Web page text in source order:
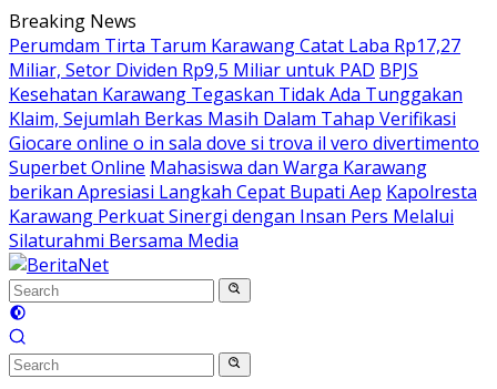
Skip
to
content
Breaking News
Perumdam Tirta Tarum Karawang Catat Laba Rp17,27
Miliar, Setor Dividen Rp9,5 Miliar untuk PAD BPJS
Kesehatan Karawang Tegaskan Tidak Ada Tunggakan
Klaim, Sejumlah Berkas Masih Dalam Tahap Verifikasi
Giocare online o in sala dove si trova il vero divertimento
Superbet Online Mahasiswa dan Warga Karawang
berikan Apresiasi Langkah Cepat Bupati Aep Kapolresta
Karawang Perkuat Sinergi dengan Insan Pers Melalui
Silaturahmi Bersama Media